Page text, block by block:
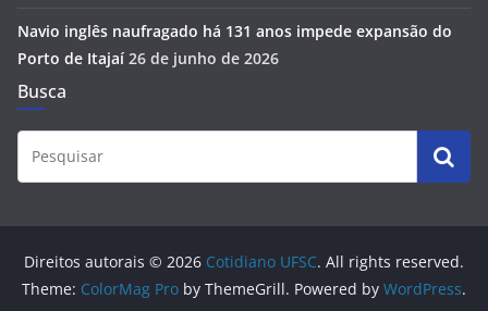
Navio inglês naufragado há 131 anos impede expansão do
Porto de Itajaí 26 de junho de 2026
Busca
Direitos autorais © 2026 Cotidiano UFSC. All rights reserved.
Theme: ColorMag Pro by ThemeGrill. Powered by WordPress.